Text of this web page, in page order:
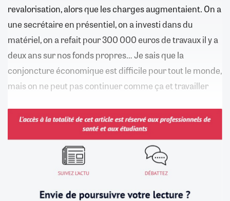
revalorisation, alors que les charges augmentaient. On a
une secrétaire en présentiel, on a investi dans du
matériel, on a refait pour 300 000 euros de travaux il y a
deux ans sur nos fonds propres… Je sais que la
conjoncture économique est difficile pour tout le monde,
mais on ne peut pas continuer comme ça et travailler